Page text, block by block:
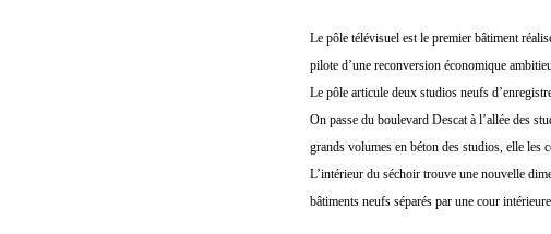
Le pôle télévisuel est le premier bâtiment
pilote d’une reconversion économique
Le pôle articule deux studios neufs
On passe du boulevard Descat à l’allée des
grands volumes en béton des studios, elle les
L’intérieur du séchoir trouve une nouvelle
bâtiments neufs séparés par une cour